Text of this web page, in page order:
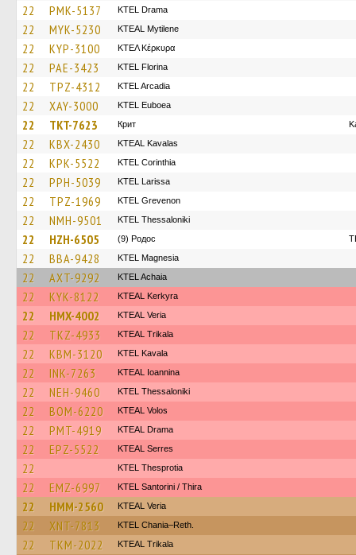
22 PMK-5137 KTEL Drama
22 MYK-5230 KTEAL Mytilene
22 KYP-3100 ΚΤΕΛ Κέρκυρα
22 PAE-3423 KTEL Florina
22 TPZ-4312 KTEL Arcadia
22 XAY-3000 ΚΤΕL Euboea
22 TKT-7623 Крит
22 KBX-2430 KTEAL Kavalas
22 KPK-5522 KTEL Corinthia
22 PPH-5039 KTEL Larissa
22 TPZ-1969 ΚΤΕL Grevenon
22 NMH-9501 KTEL Thessaloniki
22 HZH-6505 (9) Родос
22 BBA-9428 ΚΤΕL Magnesia
22 AXT-9292 KTEL Achaia
22 KYK-8122 KTEAL Kerkyra
22 HMX-4002 KTEAL Veria
22 TKZ-4933 KTEAL Trikala
22 KBM-3120 KTEL Kavala
22 INK-7263 KTEAL Ioannina
22 NEH-9460 KTEL Thessaloniki
22 BOM-6220 KTEAL Volos
22 PMT-4919 KTEAL Drama
22 EPZ-5522 KTEAL Serres
22 KTEL Thesprotia
22 EMZ-6997 KTEL Santorini / Thira
22 HMM-2560 KTEAL Veria
22 XNT-7813 KTEL Chania–Reth.
22 TKM-2022 KTEAL Trikala